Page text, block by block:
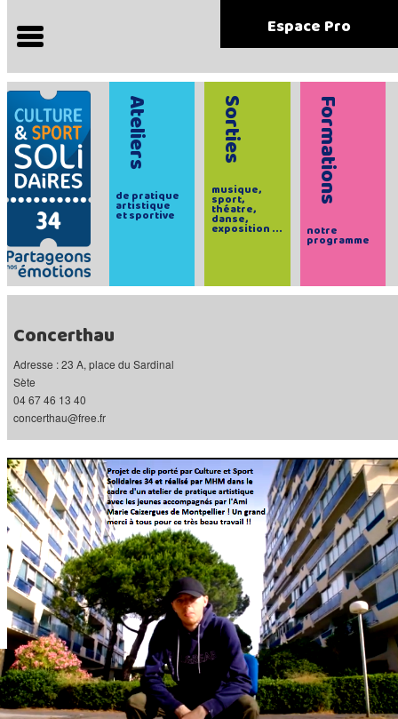
Espace Pro
Ateliers
de pratique
artistique
et sportive
Sorties
musique,
sport,
théatre,
danse,
exposition ...
Formations
notre
programme
Concerthau
Adresse : 23 A, place du Sardinal
Sète
04 67 46 13 40
concerthau@free.fr